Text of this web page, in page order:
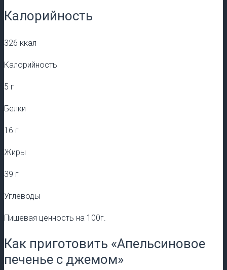
Калорийность
326 ккал
Калорийность
5 г
Белки
16 г
Жиры
39 г
Углеводы
Пищевая ценность на 100г.
Как приготовить «Апельсиновое
печенье с джемом»